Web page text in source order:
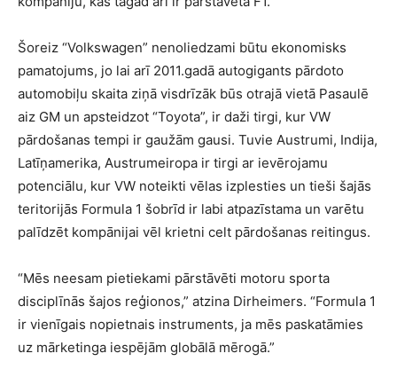
Šoreiz “Volkswagen” nenoliedzami būtu ekonomisks
pamatojums, jo lai arī 2011.gadā autogigants pārdoto
automobiļu skaita ziņā visdrīzāk būs otrajā vietā Pasaulē
aiz GM un apsteidzot “Toyota”, ir daži tirgi, kur VW
pārdošanas tempi ir gaužām gausi. Tuvie Austrumi, Indija,
Latīņamerika, Austrumeiropa ir tirgi ar ievērojamu
potenciālu, kur VW noteikti vēlas izplesties un tieši šajās
teritorijās Formula 1 šobrīd ir labi atpazīstama un varētu
palīdzēt kompānijai vēl krietni celt pārdošanas reitingus.
“Mēs neesam pietiekami pārstāvēti motoru sporta
disciplīnās šajos reģionos,” atzina Dirheimers. “Formula 1
ir vienīgais nopietnais instruments, ja mēs paskatāmies
uz mārketinga iespējām globālā mērogā.”